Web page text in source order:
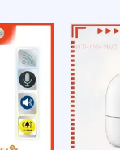
thiếu
hình
thuật
biệt